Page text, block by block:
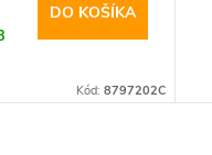
DO KOŠÍKA
Kód: 8797202C